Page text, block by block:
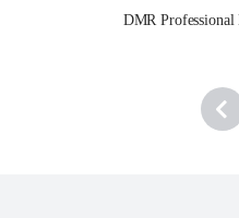
DMR